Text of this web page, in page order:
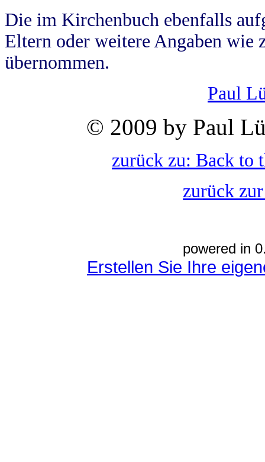
Die im Kirchenbuch ebenfalls
Eltern oder weitere Angaben wie
übernommen.
Paul
© 2009 by Paul
zurück zu: Back to
zurück
powered in
Erstellen Sie Ihre